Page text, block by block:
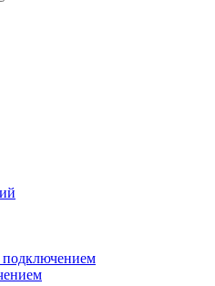
подключением